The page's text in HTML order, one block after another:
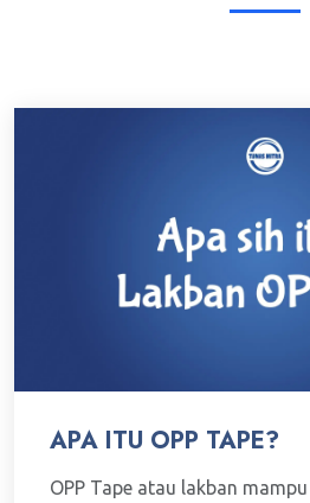
APA ITU OPP TAPE?
OPP Tape atau lakban